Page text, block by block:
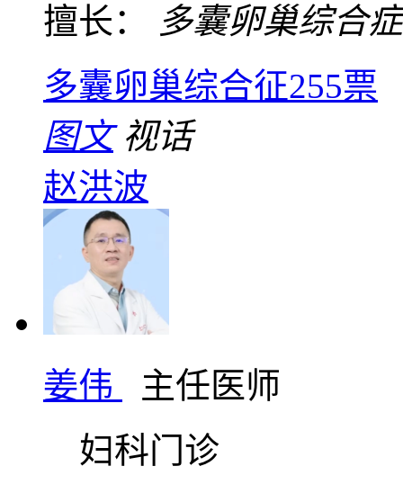
擅长：
多囊卵巢综合症
多囊卵巢综合征255票
图文 视话
赵洪波
姜伟
主任医师
妇科门诊